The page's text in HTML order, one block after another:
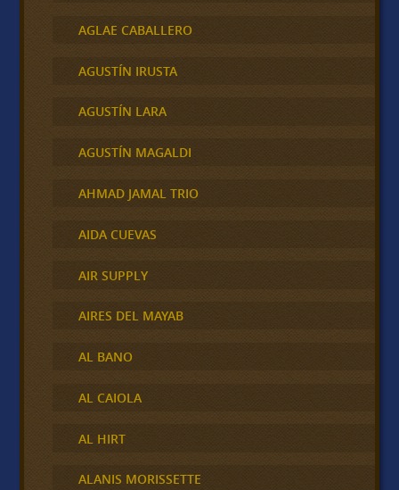
AGLAE CABALLERO
AGUSTÍN IRUSTA
AGUSTÍN LARA
AGUSTÍN MAGALDI
AHMAD JAMAL TRIO
AIDA CUEVAS
AIR SUPPLY
AIRES DEL MAYAB
AL BANO
AL CAIOLA
AL HIRT
ALANIS MORISSETTE